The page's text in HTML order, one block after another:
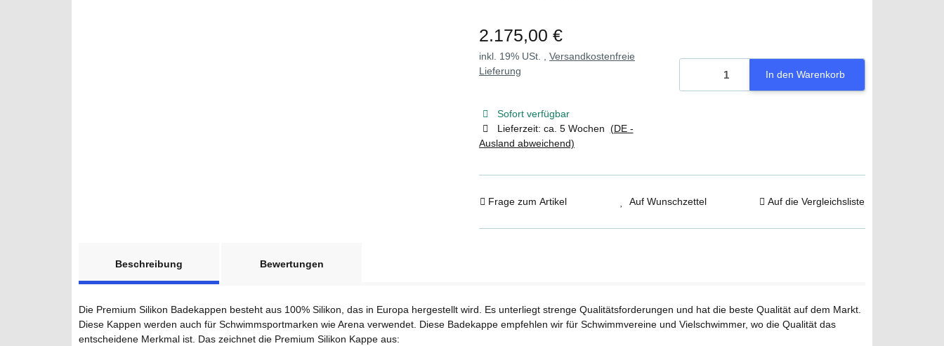
2.175,00 €
inkl. 19% USt. , Versandkostenfreie
Lieferung
Sofort verfügbar
Lieferzeit: ca. 5 Wochen (DE -
Ausland abweichend)
In den Warenkorb
Frage zum Artikel Auf Wunschzettel Auf die Vergleichsliste
Beschreibung
Bewertungen
Die Premium Silikon Badekappen besteht aus 100% Silikon, das in Europa hergestellt wird. Es unterliegt strenge Qualitätsforderungen und hat die beste Qualität auf dem Markt.
Diese Kappen werden auch für Schwimmsportmarken wie Arena verwendet. Diese Badekappe empfehlen wir für Schwimmvereine und Vielschwimmer, wo die Qualität das
entscheidene Merkmal ist. Das zeichnet die Premium Silikon Kappe aus: